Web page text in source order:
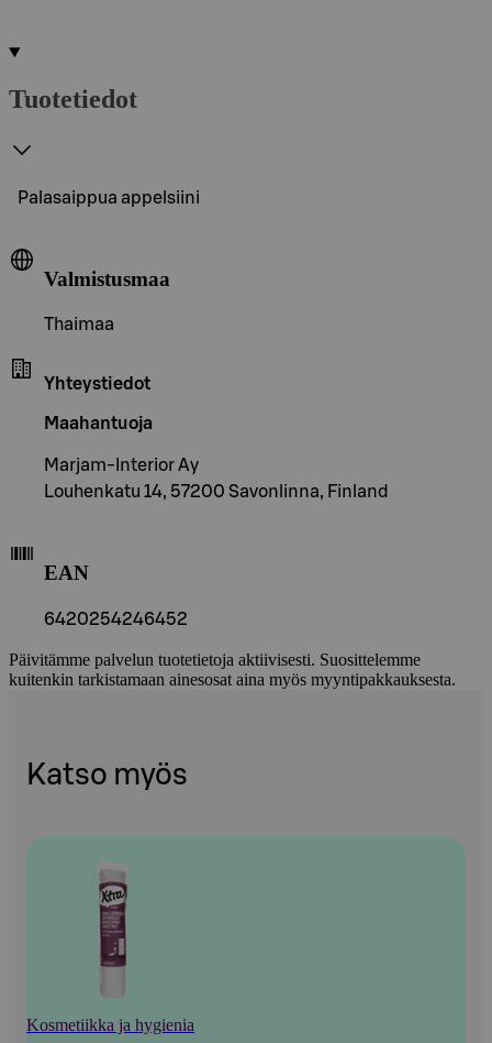
Tuotetiedot
Palasaippua appelsiini
Valmistusmaa
Thaimaa
Yhteystiedot
Maahantuoja
Marjam-Interior Ay
Louhenkatu 14, 57200 Savonlinna, Finland
EAN
6420254246452
Päivitämme palvelun tuotetietoja aktiivisesti. Suosittelemme
kuitenkin tarkistamaan ainesosat aina myös myyntipakkauksesta.
Katso myös
Kosmetiikka ja hygienia